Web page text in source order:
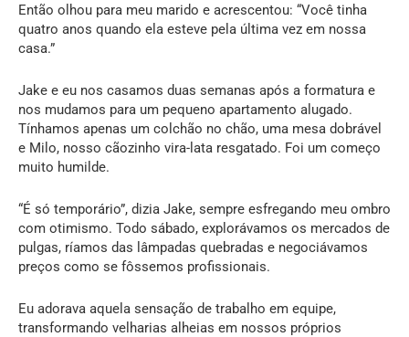
Então olhou para meu marido e acrescentou: “Você tinha
quatro anos quando ela esteve pela última vez em nossa
casa.”
Jake e eu nos casamos duas semanas após a formatura e
nos mudamos para um pequeno apartamento alugado.
Tínhamos apenas um colchão no chão, uma mesa dobrável
e Milo, nosso cãozinho vira-lata resgatado. Foi um começo
muito humilde.
“É só temporário”, dizia Jake, sempre esfregando meu ombro
com otimismo. Todo sábado, explorávamos os mercados de
pulgas, ríamos das lâmpadas quebradas e negociávamos
preços como se fôssemos profissionais.
Eu adorava aquela sensação de trabalho em equipe,
transformando velharias alheias em nossos próprios